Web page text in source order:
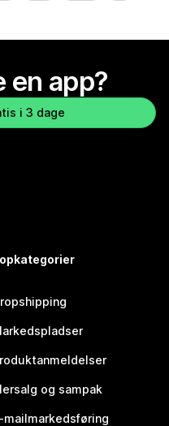
en app?
i 3 dage
og sampak
mailmarkedsføring